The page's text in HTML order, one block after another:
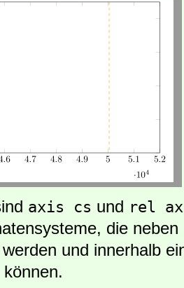
axis cs und rel
die
und innerhalb